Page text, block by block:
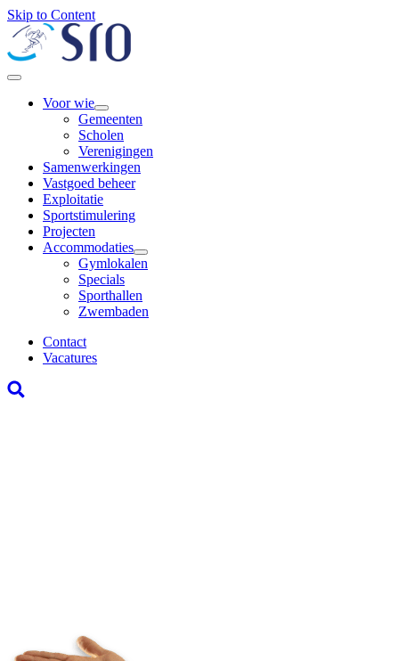
Skip to Content
Voor wie
Gemeenten
Scholen
Verenigingen
Samenwerkingen
Vastgoed beheer
Exploitatie
Sportstimulering
Projecten
Accommodaties
Gymlokalen
Specials
Sporthallen
Zwembaden
Contact
Vacatures